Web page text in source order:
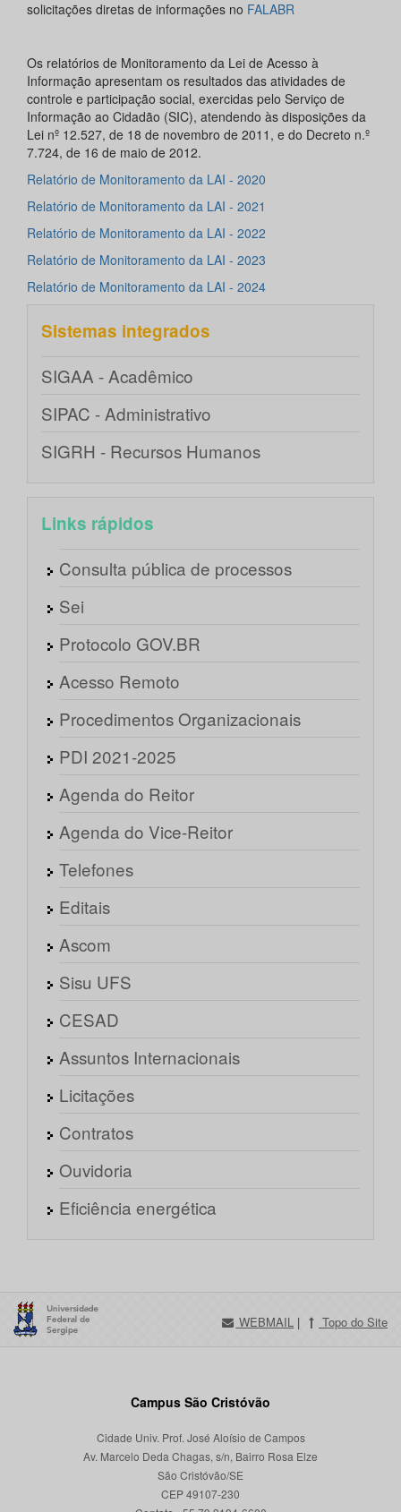
solicitações diretas de informações no FALABR
Os relatórios de Monitoramento da Lei de Acesso à
Informação apresentam os resultados das atividades de
controle e participação social, exercidas pelo Serviço de
Informação ao Cidadão (SIC), atendendo às disposições da
Lei nº 12.527, de 18 de novembro de 2011, e do Decreto n.º
7.724, de 16 de maio de 2012.
Relatório de Monitoramento da LAI - 2020
Relatório de Monitoramento da LAI - 2021
Relatório de Monitoramento da LAI - 2022
Relatório de Monitoramento da LAI - 2023
Relatório de Monitoramento da LAI - 2024
Sistemas integrados
SIGAA - Acadêmico
SIPAC - Administrativo
SIGRH - Recursos Humanos
Links rápidos
Consulta pública de processos
Sei
Protocolo GOV.BR
Acesso Remoto
Procedimentos Organizacionais
PDI 2021-2025
Agenda do Reitor
Agenda do Vice-Reitor
Telefones
Editais
Ascom
Sisu UFS
CESAD
Assuntos Internacionais
Licitações
Contratos
Ouvidoria
Eficiência energética
WEBMAIL | Topo do Site
Campus São Cristóvão
Cidade Univ. Prof. José Aloísio de Campos
Av. Marcelo Deda Chagas, s/n, Bairro Rosa Elze
São Cristóvão/SE
CEP 49107-230